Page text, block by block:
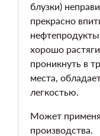
блузки)
прекрасно
хорошо
проникнуть в
места,
легкостью.
Может
производства.